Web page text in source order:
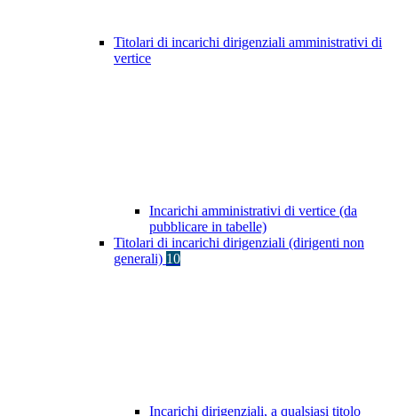
Titolari di incarichi dirigenziali amministrativi di
vertice
Incarichi amministrativi di vertice (da
pubblicare in tabelle)
Titolari di incarichi dirigenziali (dirigenti non
generali) 10
Incarichi dirigenziali, a qualsiasi titolo